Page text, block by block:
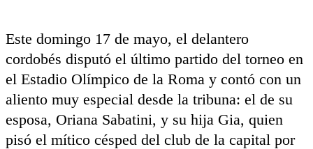
Este domingo 17 de mayo, el delantero
cordobés disputó el último partido del torneo en
el Estadio Olímpico de la Roma y contó con un
aliento muy especial desde la tribuna: el de su
esposa, Oriana Sabatini, y su hija Gia, quien
pisó el mítico césped del club de la capital por